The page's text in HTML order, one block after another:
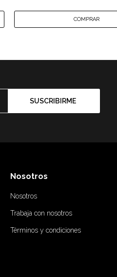
SUSCRIBIRME
Nosotros
Nosotros
Trabaja con nosotros
Términos y condiciones